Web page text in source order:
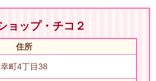
ョップ・チコ２
住所
町4丁目38